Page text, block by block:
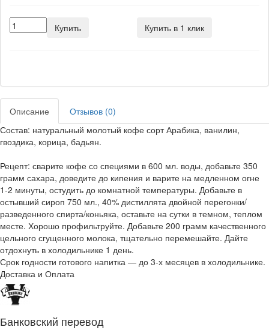
Купить Купить в 1 клик
Описание
Отзывов (0)
Состав: натуральный молотый кофе сорт Арабика, ванилин,
гвоздика, корица, бадьян.
Рецепт: сварите кофе со специями в 600 мл. воды, добавьте 350
грамм сахара, доведите до кипения и варите на медленном огне
1-2 минуты, остудить до комнатной температуры. Добавьте в
остывший сироп 750 мл., 40% дистиллята двойной перегонки/
разведенного спирта/коньяка, оставьте на сутки в темном, теплом
месте. Хорошо профильтруйте. Добавьте 200 грамм качественного
цельного сгущенного молока, тщательно перемешайте. Дайте
отдохнуть в холодильнике 1 день.
Срок годности готового напитка — до 3-х месяцев в холодильнике.
Доставка и Оплата
Банковский перевод